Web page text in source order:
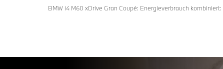
BMW i4 M60 xDrive Gran Coupé: Energieverbrauch